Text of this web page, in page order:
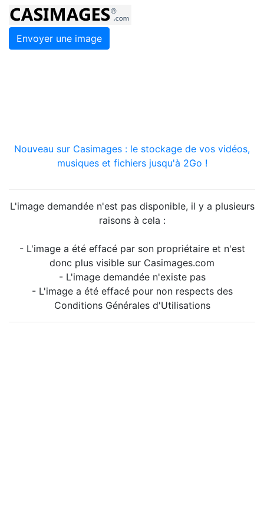
Envoyer une image
Nouveau sur Casimages : le stockage de vos vidéos,
musiques et fichiers jusqu'à 2Go !
L'image demandée n'est pas disponible, il y a plusieurs
raisons à cela :
- L'image a été effacé par son propriétaire et n'est
donc plus visible sur Casimages.com
- L'image demandée n'existe pas
- L'image a été effacé pour non respects des
Conditions Générales d'Utilisations